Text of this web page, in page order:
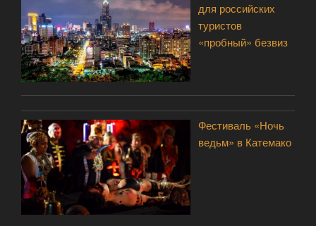
для российских
туристов
«пробный» безвиз
Фестиваль «Ночь
ведьм» в Катемако